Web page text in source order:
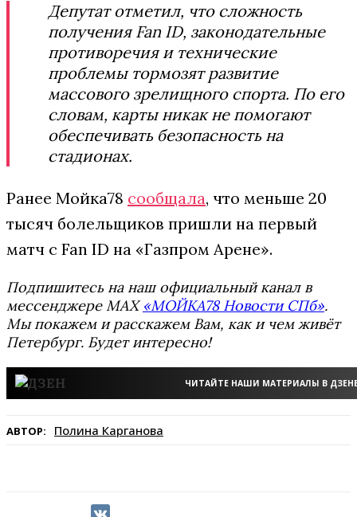
Депутат отметил, что сложность
получения Fan ID, законодательные
противоречия и технические
проблемы тормозят развитие
массового зрелищного спорта. По его
словам, карты никак не помогают
обеспечивать безопасность на
стадионах.
Ранее Мойка78 сообщала, что меньше 20
тысяч болельщиков пришли на первый
матч с Fan ID на «Газпром Арене».
Подпишитесь на наш официальный канал в
мессенджере MAX«МОЙКА78 Новости СПб».
Мы покажем и расскажем Вам, как и чем живёт
Петербург. Будет интересно!
ЧИТАЙТЕ НАШИ МАТЕРИАЛЫ В
АВТОР: Полина Карганова